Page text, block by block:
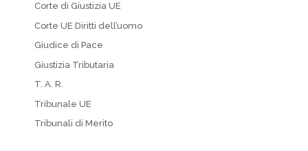
Corte di Giustizia UE
Corte UE Diritti dell’uomo
Giudice di Pace
Giustizia Tributaria
T. A. R.
Tribunale UE
Tribunali di Merito